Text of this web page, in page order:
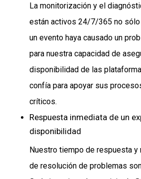
La monitorización y el
están activos 24/7/365 no
un evento haya causado un
para nuestra capacidad de
disponibilidad de las
confía para apoyar sus
críticos.
Respuesta inmediata de un
disponibilidad
Nuestro tiempo de respuesta y
de resolución de problemas